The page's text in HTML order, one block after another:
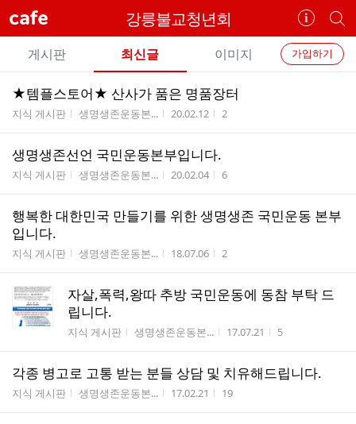
cafe 강릉불교청년회
카
페
정
보
개
별
카
페
카
페
메
뉴
가입하기
게시판 최신글 이미지
체
글
리
★템플스토어★ 산사가 품은 명품장터
게시판명
지식 게시판 작성자
생명생존운동본... 작성시간
20.02.12 조회수
2
생명생존선언 국민운동본부입니다.
게시판명
지식 게시판 작성자
생명생존운동본... 작성시간
20.02.04 조회수
6
행복한 대한민국 만들기를 위한 생명생존 국민운동 본부
입니다.
게시판명
지식 게시판 작성자
생명생존운동본... 작성시간
18.07.06 조회수
2
자살,폭력,왕따 추방 국민운동에 동참 부탁 드
립니다.
게시판명
지식 게시판 작성자
생명생존운동본... 작성시간
17.07.21 조회수
5
각종 병고로 고통 받는 분들 상담 및 치유해드립니다.
게시판명
지식 게시판 작성자
생명생존운동본... 작성시간
17.02.21 조회수
19